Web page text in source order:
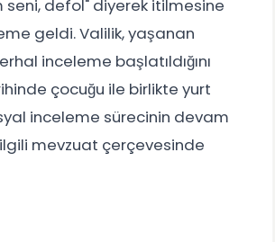
seni, defol" diyerek itilmesine
geldi. Valilik, yaşanan
inceleme başlatıldığını
çocuğu ile birlikte yurt
inceleme sürecinin devam
mevzuat çerçevesinde